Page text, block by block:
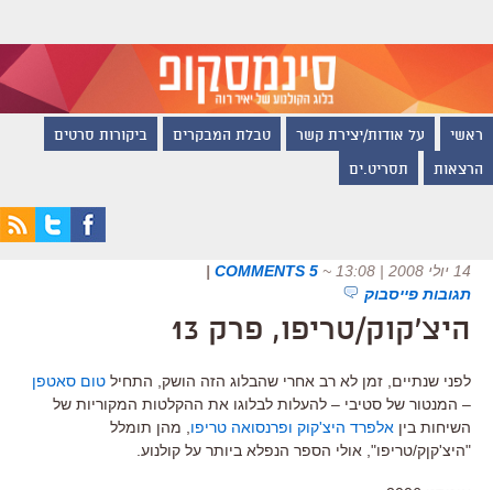
ראשי על אודות/יצירת קשר טבלת המבקרים ביקורות סרטים
הרצאות תסריט.ים
14 יולי 2008 | 13:08 ~
5 COMMENTS
|
תגובות פייסבוק
היצ'קוק/טריפו, פרק 13
לפני שנתיים, זמן לא רב אחרי שהבלוג הזה הושק, התחיל טום סאטפן
– המנטור של סטיבי – להעלות לבלוגו את ההקלטות המקוריות של
השיחות בין אלפרד היצ'קוק ופרנסואה טריפו , מהן תומלל
"היצ'קןק/טריפו", אולי הספר הנפלא ביותר על קולנוע.